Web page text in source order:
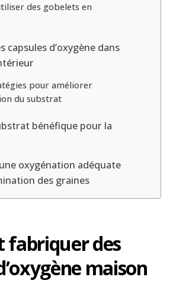
des gobelets en
capsules d’oxygène dans
pour améliorer
du substrat
bénéfique pour la
oxygénation adéquate
des graines
fabriquer des
maison